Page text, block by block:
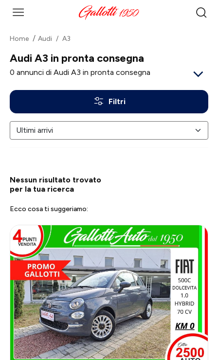
Home Audi A3
Audi A3 in pronta consegna
0 annunci di Audi A3 in pronta consegna
Filtri
Nessun risultato trovato
per la tua ricerca
Ecco cosa ti suggeriamo: